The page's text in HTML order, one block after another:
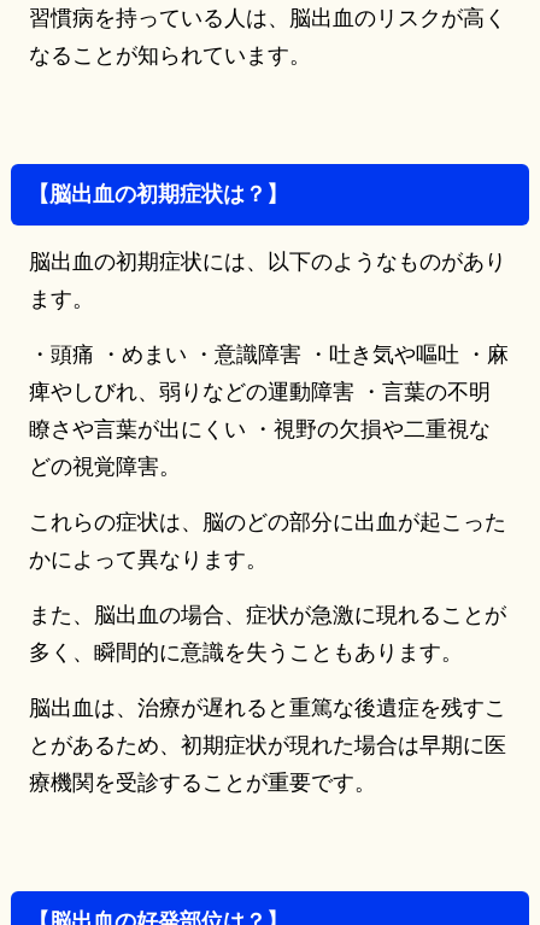
習慣病を持っている人は、脳出血のリスクが高く
なることが知られています。
【脳出血の初期症状は？】
脳出血の初期症状には、以下のようなものがあり
ます。
・頭痛 ・めまい ・意識障害 ・吐き気や嘔吐 ・麻
痺やしびれ、弱りなどの運動障害 ・言葉の不明
瞭さや言葉が出にくい ・視野の欠損や二重視な
どの視覚障害。
これらの症状は、脳のどの部分に出血が起こった
かによって異なります。
また、脳出血の場合、症状が急激に現れることが
多く、瞬間的に意識を失うこともあります。
脳出血は、治療が遅れると重篤な後遺症を残すこ
とがあるため、初期症状が現れた場合は早期に医
療機関を受診することが重要です。